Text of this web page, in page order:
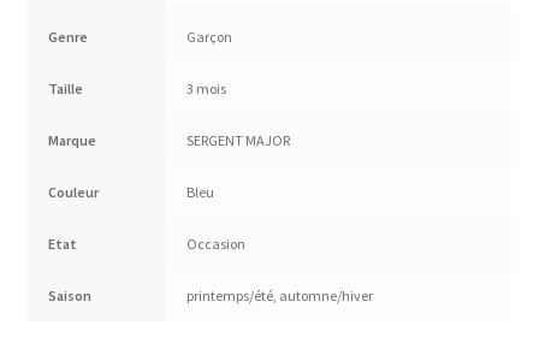
Genre Garçon
Taille 3 mois
Marque SERGENT MAJOR
Couleur Bleu
Etat Occasion
Saison printemps/été, automne/hiver